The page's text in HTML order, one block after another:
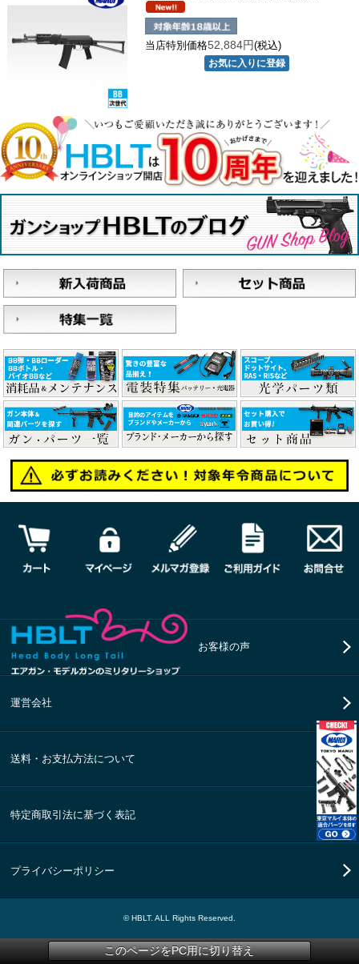
当店特別価格52,884円(税込)
お客様の声
運営会社
送料・お支払方法について
特定商取引法に基づく表記
プライバシーポリシー
© HBLT. ALL Rights Reserved.
このページをPC用に切り替え